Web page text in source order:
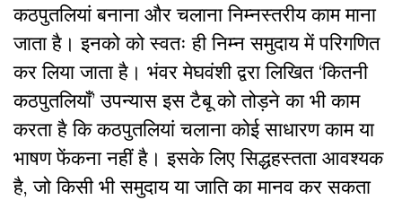
कठपुतलियां बनाना और चलाना निम्नस्तरीय काम माना
जाता है। इनको को स्वतः ही निम्न समुदाय में परिगणित
कर लिया जाता है। भंवर मेघवंशी द्वरा लिखित ‘कितनी
कठपुतलियाँ’ उपन्यास इस टैबू को तोड़ने का भी काम
करता है कि कठपुतलियां चलाना कोई साधारण काम या
भाषण फेंकना नहीं है। इसके लिए सिद्धहस्तता आवश्यक
है, जो किसी भी समुदाय या जाति का मानव कर सकता